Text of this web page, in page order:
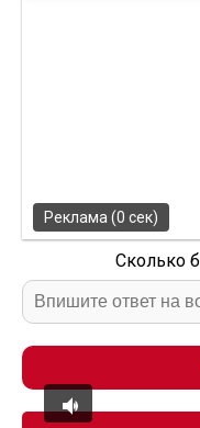
Сколько
Реклама (0 сек)